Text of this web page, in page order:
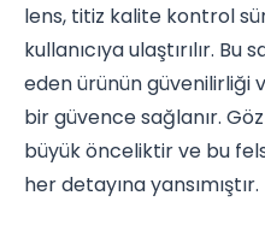
lens, titiz kalite kontrol
kullanıcıya ulaştırılır.
eden ürünün güvenilirliği
bir güvence sağlanır.
büyük önceliktir ve bu
her detayına yansımıştır.